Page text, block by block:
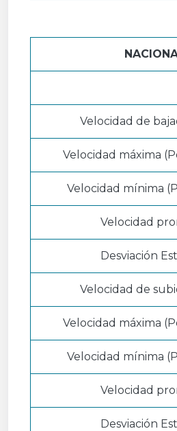
Velocidad de
Velocidad máxima
Velocidad mínima
Velocidad
Desviación
Velocidad de
Velocidad máxima
Velocidad mínima
Velocidad
Desviación